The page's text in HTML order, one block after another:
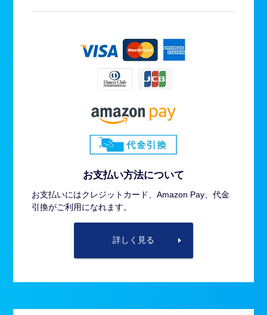
お支払い方法について
お支払いにはクレジットカード、Amazon Pay、代金
引換がご利用になれます。
詳しく見る